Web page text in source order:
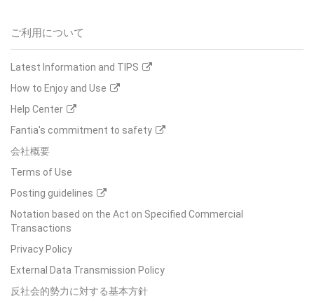
ご利用について
Latest Information and TIPS
How to Enjoy and Use
Help Center
Fantia's commitment to safety
会社概要
Terms of Use
Posting guidelines
Notation based on the Act on Specified Commercial
Transactions
Privacy Policy
External Data Transmission Policy
反社会的勢力に対する基本方針